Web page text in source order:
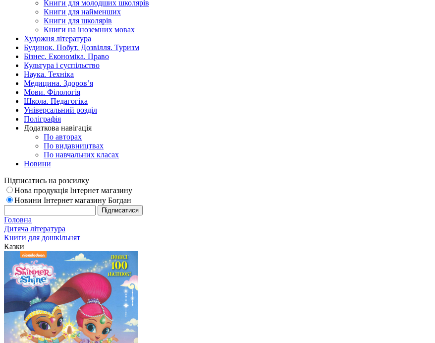
Книги для молодших школярів
Книги для найменших
Книги для школярів
Книги на іноземних мовах
Художня література
Будинок. Побут. Дозвілля. Туризм
Бізнес. Економіка. Право
Культура і суспільство
Наука. Техніка
Медицина. Здоров’я
Мови. Філологія
Школа. Педагогіка
Універсальний розділ
Поліграфія
Додаткова навігація
По авторах
По видавництвах
По навчальних класах
Новини
Підписатись на розсилку
Нова продукція Інтернет магазину
Новини Інтернет магазину Богдан
Головна
Дитяча література
Книги для дошкільнят
Казки